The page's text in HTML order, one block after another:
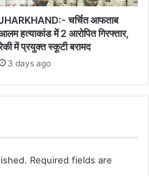
चर्चित आफताब
हत्याकांड में 2 आरोपित गिरफ्तार,
में प्रयुक्त स्कूटी बरामद
3 days ago
Required fields are